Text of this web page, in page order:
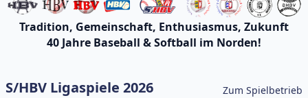
Tradition, Gemeinschaft, Enthusiasmus, Zukunft
40 Jahre Baseball & Softball im Norden!
S/HBV Ligaspiele 2026 Zum Spielbetrieb